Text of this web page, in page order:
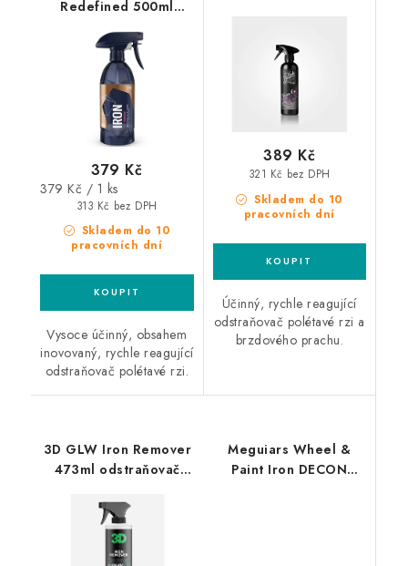
Redefined 500ml
odstraňovač polétavé
rzi
Skladem do 10
pracovních dní
313 Kč bez DPH
379 Kč
Měrná
379 Kč / 1 ks
Vysoce účinný, obsahem
inovovaný, rychle reagující
odstraňovač polétavé rzi.
rzi
Skladem do 10
pracovních dní
321 Kč bez DPH
389 Kč
Účinný, rychle reagující
odstraňovač polétavé rzi a
brzdového prachu.
3D GLW Iron Remover
473ml odstraňovač
Meguiars Wheel &
Paint Iron DECON